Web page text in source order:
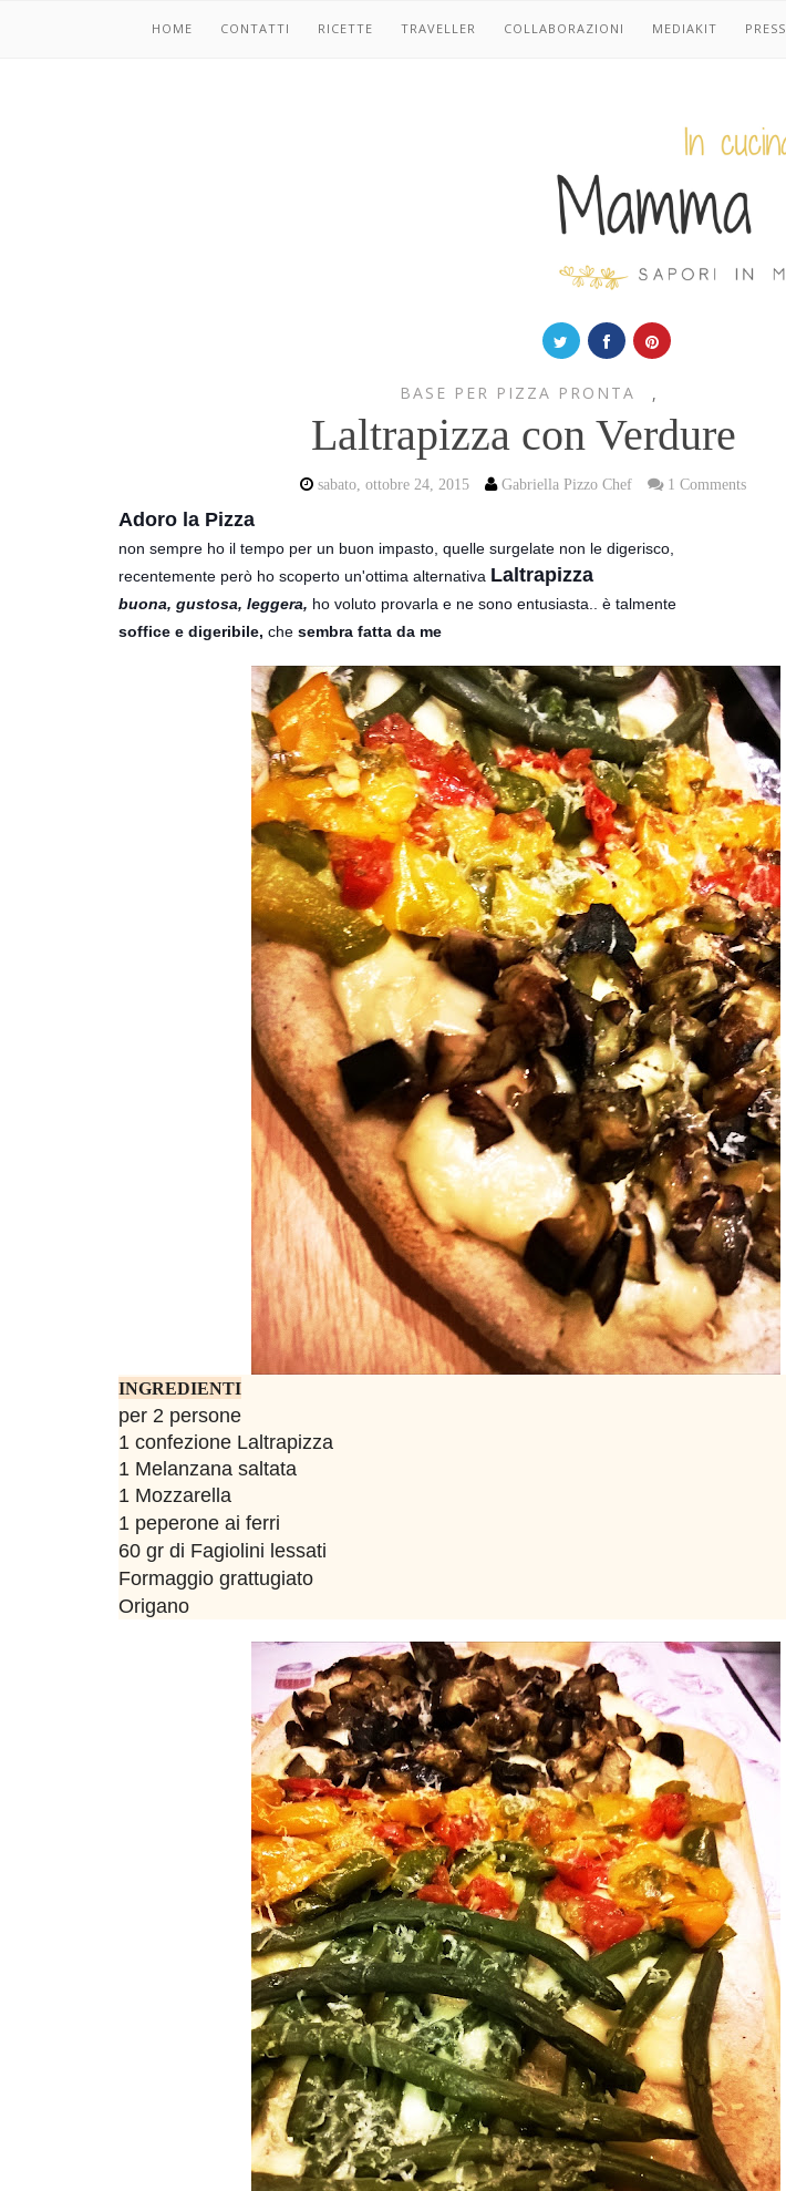
HOME CONTATTI RICETTE TRAVELLER COLLABORAZIONI MEDIAKIT PRESS
BASE PER PIZZA PRONTA ,
Laltrapizza con Verdure
sabato, ottobre 24, 2015 Gabriella Pizzo Chef 1 Comments
Adoro la Pizza
non sempre ho il tempo per un buon impasto, quelle surgelate non le digerisco,
recentemente però ho scoperto un'ottima alternativa Laltrapizza
buona, gustosa, leggera, ho voluto provarla e ne sono entusiasta.. è talmente
soffice e digeribile, che sembra fatta da me
INGREDIENTI
per 2 persone
1 confezione Laltrapizza
1 Melanzana saltata
1 Mozzarella
1 peperone ai ferri
60 gr di Fagiolini lessati
Formaggio grattugiato
Origano